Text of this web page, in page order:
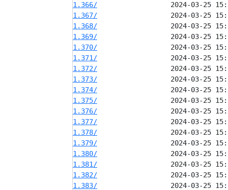
1.366/
1.367/
1.368/
1.369/
1.370/
1.371/
1.372/
1.373/
1.374/
1.375/
1.376/
1.377/
1.378/
1.379/
1.380/
1.381/
1.382/
1.383/